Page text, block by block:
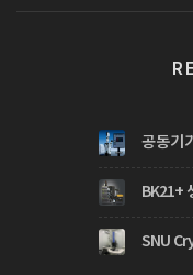
공동기
BK21+
SNU